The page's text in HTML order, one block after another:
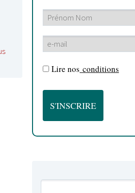
Lire nos conditions